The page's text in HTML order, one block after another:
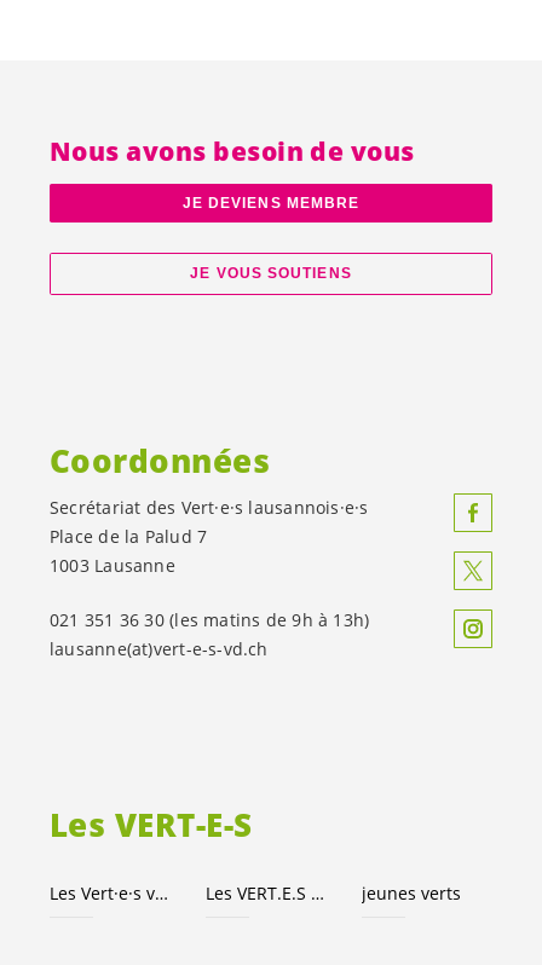
Les VERT-E-S
Les Vert·e·s vaudois·es Les VERT.E.S jeunes verts
Nous avons besoin de vous
JE DEVIENS MEMBRE
JE VOUS SOUTIENS
Coordonnées
Secrétariat des Vert·e·s lausannois·e·s
Place de la Palud 7
1003 Lausanne
021 351 36 30 (les matins de 9h à 13h)
lausanne(at)vert-e-s-vd.ch